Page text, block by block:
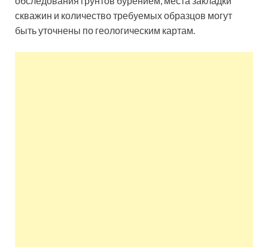
скважин и количество требуемых образцов могут
быть уточнены по геологическим картам.